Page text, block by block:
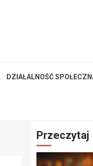
DZIAŁALNOŚĆ
Przeczytaj